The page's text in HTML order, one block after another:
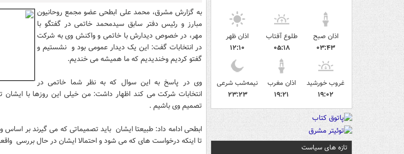
اذان صبح
۰۳:۴۳
طلوع آفتاب
۰۵:۱۸
اذان ظهر
۱۲:۱۰
غروب خورشید
۱۹:۰۲
اذان مغرب
۱۹:۲۱
نیمه‌شب شرعی
۲۳:۲۳
تازه های سیاست
به گزارش مشرق، محمد علی ابطحی عضو مجمع روحانیون
مبارز و رئیس دفتر سابق سیدمحمد خاتمی در گفتگو با
مهر، در خصوص دیدارش با خاتمی و واکنش وی به شرکت
در انتخابات گفت: این یک دیدار عمومی بود و نشستیم و
گفتو کردیم وخندیدیم که ما همیشه می خندیم.
وی در پاسخ به این سوال که به نظر شما خاتمی در
انتخابات شرکت می کند اظهار داشت: من خیلی این روزها با ایشان
تصمیم وی باشیم .
ابطحی ادامه داد: طبیعتا ایشان باید تصمیماتی که می گیرند بر اساس
تا اینکه درخواست های که می شود و احتمالا ایشان در حال بررسی